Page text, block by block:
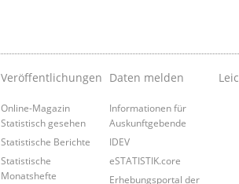
Veröffentlichungen
Online-Magazin
Statistisch gesehen
Statistische Berichte
Statistische
Monatshefte
Daten melden
Informationen für
Auskunftgebende
IDEV
eSTATISTIK.core
Erhebungsportal der